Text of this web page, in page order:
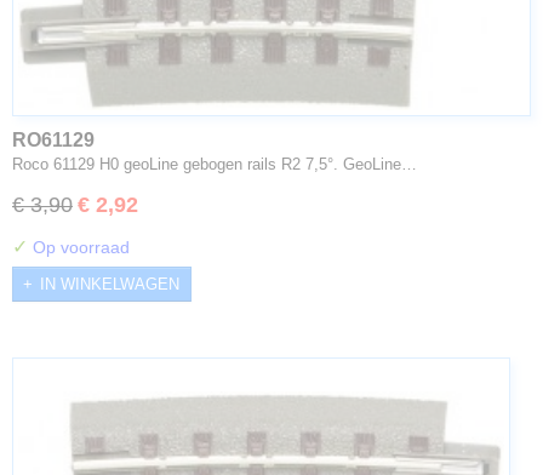
RO61129
Roco 61129 H0 geoLine gebogen rails R2 7,5°. GeoLine…
€ 3,90 € 2,92
✓ Op voorraad
IN WINKELWAGEN